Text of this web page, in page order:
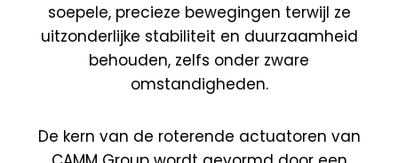
soepele, precieze bewegingen terwijl ze
uitzonderlijke stabiliteit en duurzaamheid
behouden, zelfs onder zware
omstandigheden.
De kern van de roterende actuatoren van